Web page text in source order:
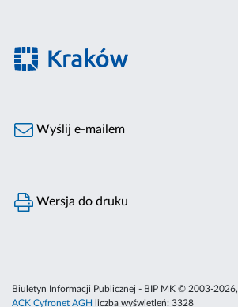
Wyślij e-mailem
Wersja do druku
Biuletyn Informacji Publicznej - BIP MK © 2003-2026,
ACK Cyfronet AGH
liczba wyświetleń: 3328